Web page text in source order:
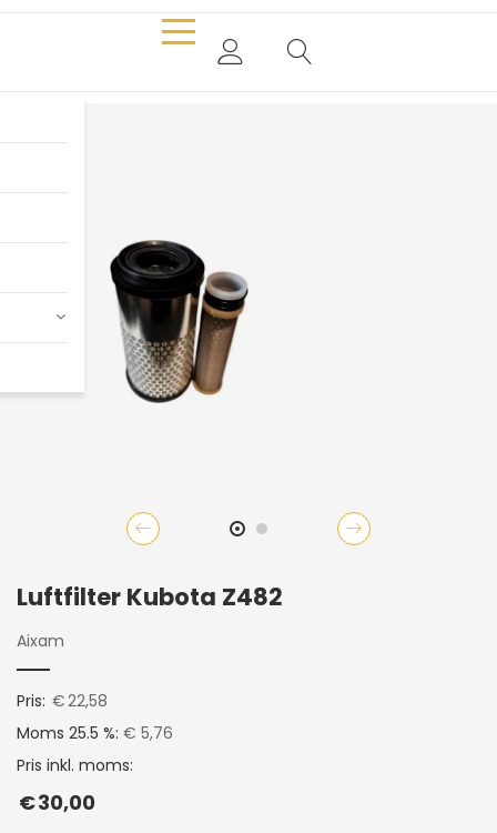
Luftfilter Kubota Z482
Aixam
Pris: €22,58
Moms 25.5 %: € 5,76
Pris inkl. moms:
€30,00